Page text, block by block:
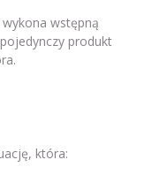
wstępną
produkt
która: